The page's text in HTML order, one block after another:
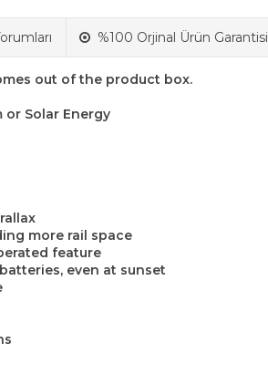
%100 Orjinal Ürün Garantisi
out of the product box.
or Solar Energy
more rail space
feature
even at sunset